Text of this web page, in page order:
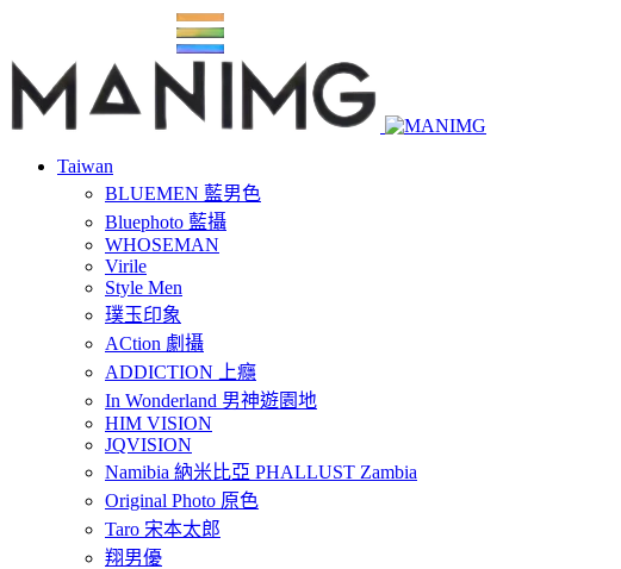
Taiwan
BLUEMEN 藍男色
Bluephoto 藍攝
WHOSEMAN
Virile
Style Men
璞玉印象
ACtion 劇攝
ADDICTION 上癮
In Wonderland 男神遊園地
HIM VISION
JQVISION
Namibia 納米比亞 PHALLUST Zambia
Original Photo 原色
Taro 宋本太郎
翔男優